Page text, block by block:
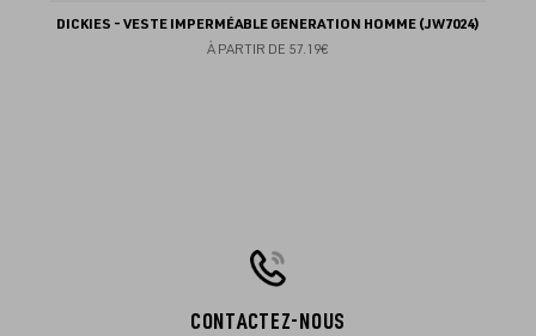
DICKIES - VESTE IMPERMÉABLE GENERATION HOMME (JW7024)
À PARTIR DE 57.19€
CONTACTEZ-NOUS